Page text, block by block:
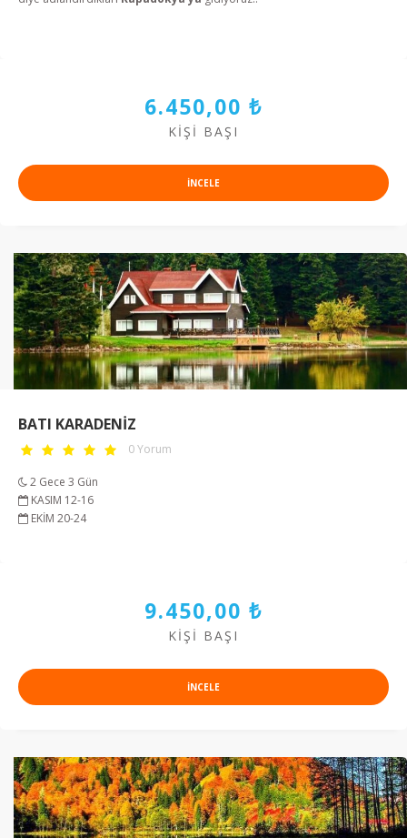
6.450,00 ₺
KIŞI BAŞI
INCELE
BATI KARADENİZ
0 Yorum
2 Gece 3 Gün
KASIM 12-16
EKİM 20-24
9.450,00 ₺
KIŞI BAŞI
INCELE